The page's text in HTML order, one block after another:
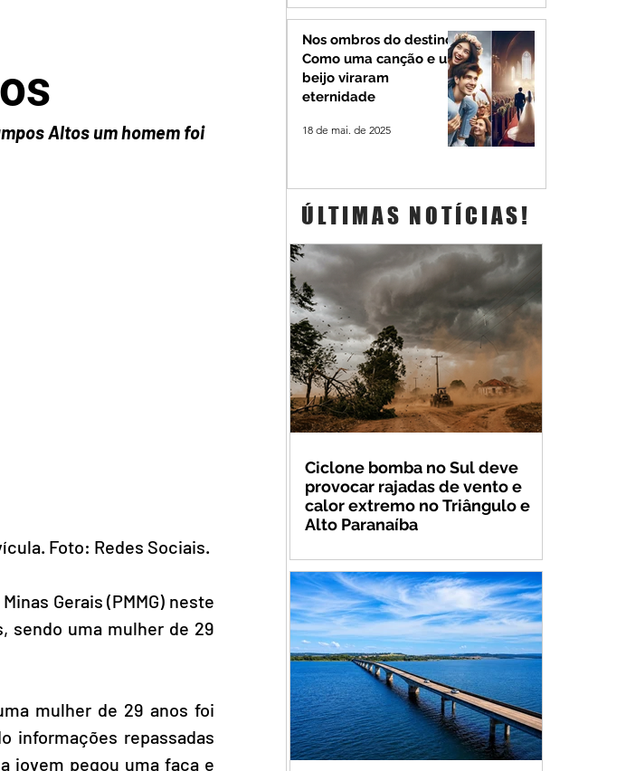
Altos um homem foi
Foto: Redes Sociais.
Gerais (PMMG) neste
sendo uma mulher de 29
mulher de 29 anos foi
informações repassadas
jovem pegou uma faca e
Nos ombros do destino:
Como uma canção e um
beijo viraram
eternidade
18 de mai. de 2025
ÚLTIMAS NOTÍCIAS!
Ciclone bomba no Sul deve
provocar rajadas de vento e
calor extremo no Triângulo e
Alto Paranaíba